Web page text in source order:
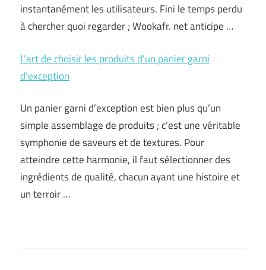
instantanément les utilisateurs. Fini le temps perdu
à chercher quoi regarder ; Wookafr. net anticipe …
L’art de choisir les produits d’un panier garni
d’exception
Un panier garni d’exception est bien plus qu’un
simple assemblage de produits ; c’est une véritable
symphonie de saveurs et de textures. Pour
atteindre cette harmonie, il faut sélectionner des
ingrédients de qualité, chacun ayant une histoire et
un terroir …